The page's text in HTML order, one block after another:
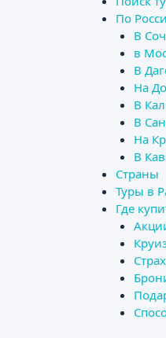
По
В
в
В
На
В
В
На
В
Страны
Туры в
Где